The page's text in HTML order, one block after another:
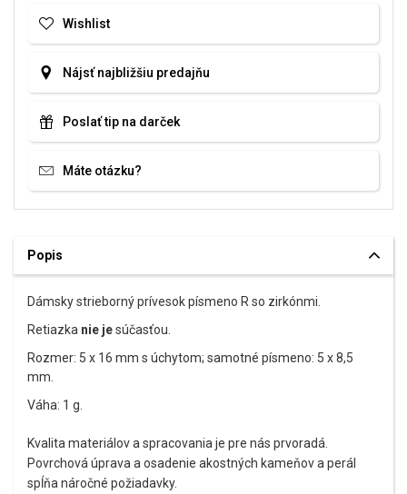
Wishlist
Nájsť najbližšiu predajňu
Poslať tip na darček
Máte otázku?
Popis
Dámsky strieborný prívesok písmeno R so zirkónmi.
Retiazka nie jesúčasťou.
Rozmer: 5 x 16 mm s úchytom; samotné písmeno: 5 x 8,5
mm.
Váha: 1 g.
Kvalita materiálov a spracovania je pre nás prvoradá.
Povrchová úprava a osadenie akostných kameňov a perál
spĺňa náročné požiadavky.